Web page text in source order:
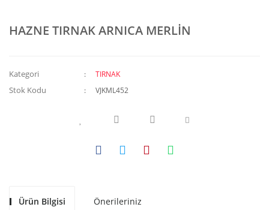
HAZNE TIRNAK ARNICA MERLİN
Kategori TIRNAK
Stok Kodu VJKML452
Ürün Bilgisi Önerileriniz